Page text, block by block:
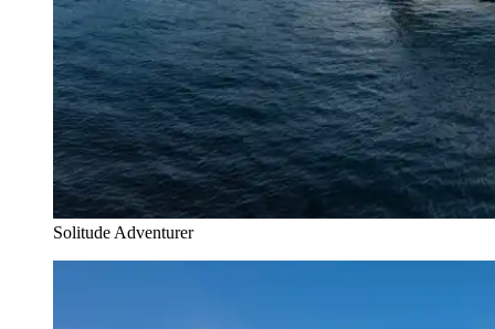
Solitude Adventurer